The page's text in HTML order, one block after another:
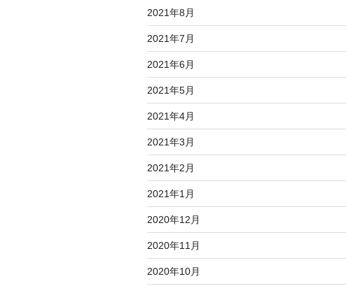
2021年8月
2021年7月
2021年6月
2021年5月
2021年4月
2021年3月
2021年2月
2021年1月
2020年12月
2020年11月
2020年10月